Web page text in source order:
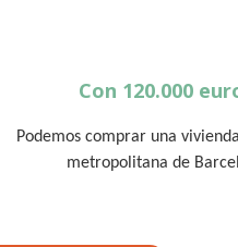
Con 120.000
Podemos comprar una
metropolitana de